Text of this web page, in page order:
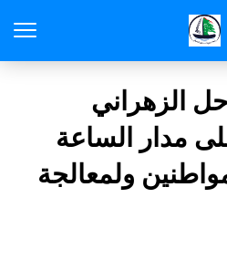
الزهراني
مدار الساعة
ولمعالجة